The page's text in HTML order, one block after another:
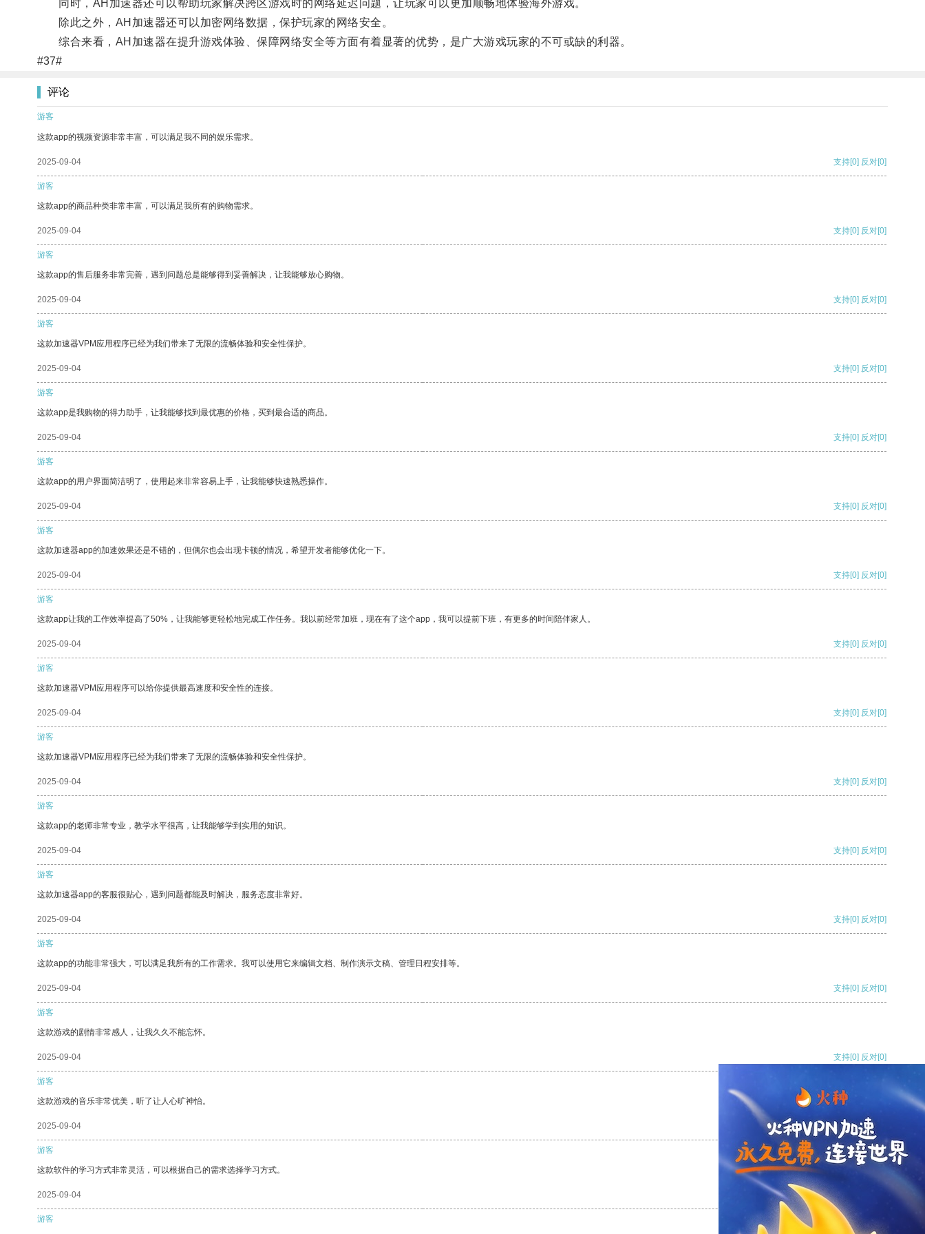
同时，AH加速器还可以帮助玩家解决跨区游戏时的网络延迟问题，让玩家可以更加顺畅地体验海外游戏。
除此之外，AH加速器还可以加密网络数据，保护玩家的网络安全。
综合来看，AH加速器在提升游戏体验、保障网络安全等方面有着显著的优势，是广大游戏玩家的不可或缺的利器。
#37#
评论
游客
这款app的视频资源非常丰富，可以满足我不同的娱乐需求。
2025-09-04 支持[0] 反对[0]
游客
这款app的商品种类非常丰富，可以满足我所有的购物需求。
2025-09-04 支持[0] 反对[0]
游客
这款app的售后服务非常完善，遇到问题总是能够得到妥善解决，让我能够放心购物。
2025-09-04 支持[0] 反对[0]
游客
这款加速器VPM应用程序已经为我们带来了无限的流畅体验和安全性保护。
2025-09-04 支持[0] 反对[0]
游客
这款app是我购物的得力助手，让我能够找到最优惠的价格，买到最合适的商品。
2025-09-04 支持[0] 反对[0]
游客
这款app的用户界面简洁明了，使用起来非常容易上手，让我能够快速熟悉操作。
2025-09-04 支持[0] 反对[0]
游客
这款加速器app的加速效果还是不错的，但偶尔也会出现卡顿的情况，希望开发者能够优化一下。
2025-09-04 支持[0] 反对[0]
游客
这款app让我的工作效率提高了50%，让我能够更轻松地完成工作任务。我以前经常加班，现在有了这个app，我可以提前下班，有更多的时间陪伴家人。
2025-09-04 支持[0] 反对[0]
游客
这款加速器VPM应用程序可以给你提供最高速度和安全性的连接。
2025-09-04 支持[0] 反对[0]
游客
这款加速器VPM应用程序已经为我们带来了无限的流畅体验和安全性保护。
2025-09-04 支持[0] 反对[0]
游客
这款app的老师非常专业，教学水平很高，让我能够学到实用的知识。
2025-09-04 支持[0] 反对[0]
游客
这款加速器app的客服很贴心，遇到问题都能及时解决，服务态度非常好。
2025-09-04 支持[0] 反对[0]
游客
这款app的功能非常强大，可以满足我所有的工作需求。我可以使用它来编辑文档、制作演示文稿、管理日程安排等。
2025-09-04 支持[0] 反对[0]
游客
这款游戏的剧情非常感人，让我久久不能忘怀。
2025-09-04 支持[0] 反对[0]
游客
这款游戏的音乐非常优美，听了让人心旷神怡。
2025-09-04 支持[0] 反对
游客
这款软件的学习方式非常灵活，可以根据自己的需求选择学习方式。
2025-09-04 支持
游客